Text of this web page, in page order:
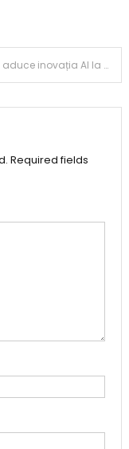
HONOR aduce inovația AI la China Auto & Innovation Fest 2025
Required fields